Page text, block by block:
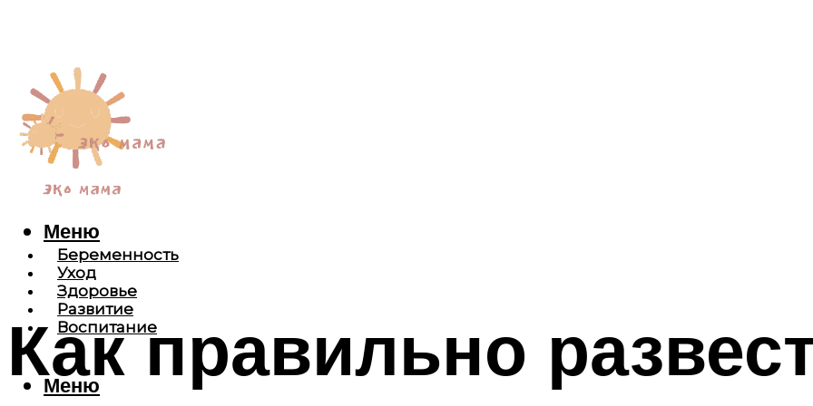
Беременность
Уход
Здоровье
Развитие
Воспитание
Меню
Меню
Как правильно